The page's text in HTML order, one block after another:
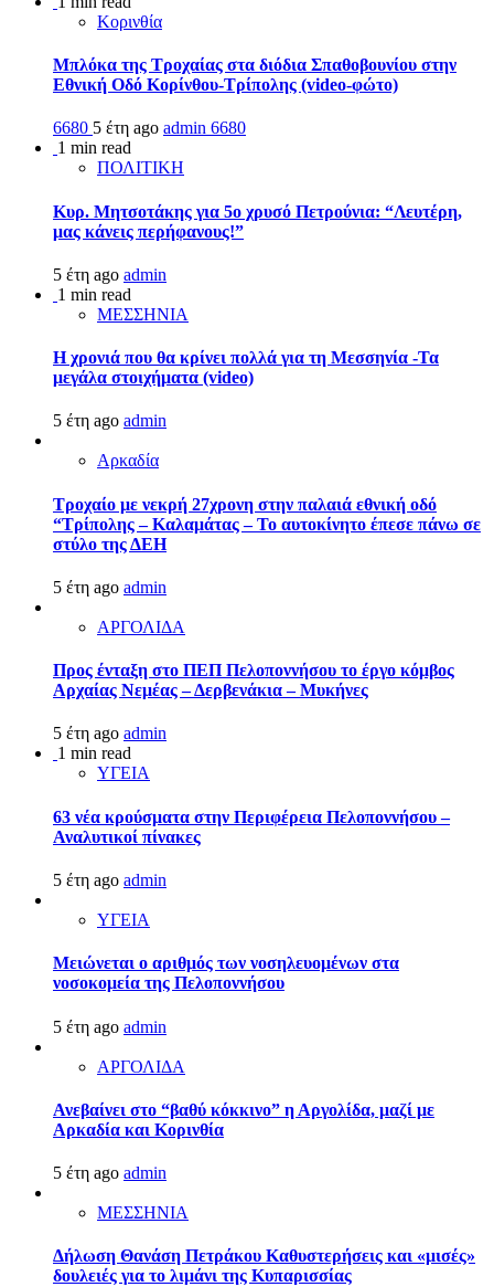
Κορινθία
Μπλόκα της Τροχαίας στα διόδια Σπαθοβουνίου στην
Εθνική Οδό Κορίνθου-Τρίπολης (video-φώτο)
6680 5 έτη ago admin 6680
1 min read
ΠΟΛΙΤΙΚΗ
Κυρ. Μητσοτάκης για 5ο χρυσό Πετρούνια: “Λευτέρη,
μας κάνεις περήφανους!”
5 έτη ago admin
1 min read
ΜΕΣΣΗΝΙΑ
Η χρονιά που θα κρίνει πολλά για τη Μεσσηνία -Τα
μεγάλα στοιχήματα (video)
5 έτη ago admin
Αρκαδία
Τροχαίο με νεκρή 27χρονη στην παλαιά εθνική οδό
“Τρίπολης – Καλαμάτας – Το αυτοκίνητο έπεσε πάνω σε
στύλο της ΔΕΗ
5 έτη ago admin
ΑΡΓΟΛΙΔΑ
Προς ένταξη στο ΠΕΠ Πελοποννήσου το έργο κόμβος
Αρχαίας Νεμέας – Δερβενάκια – Μυκήνες
5 έτη ago admin
1 min read
ΥΓΕΙΑ
63 νέα κρούσματα στην Περιφέρεια Πελοποννήσου –
Αναλυτικοί πίνακες
5 έτη ago admin
ΥΓΕΙΑ
Μειώνεται ο αριθμός των νοσηλευομένων στα
νοσοκομεία της Πελοποννήσου
5 έτη ago admin
ΑΡΓΟΛΙΔΑ
Ανεβαίνει στο “βαθύ κόκκινο” η Αργολίδα, μαζί με
Αρκαδία και Κορινθία
5 έτη ago admin
ΜΕΣΣΗΝΙΑ
Δήλωση Θανάση Πετράκου Καθυστερήσεις και «μισές»
δουλειές για το λιμάνι της Κυπαρισσίας